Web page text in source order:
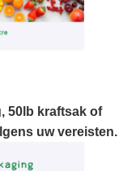
50lb kraftsak of
uw vereisten.